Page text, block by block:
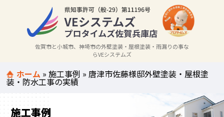
佐賀市と小城市、神埼市の外壁塗装・屋根塗装・雨漏りの事な
らVEシステムズ
ホーム »施工事例 »唐津市佐藤様邸外壁塗装・屋根塗
装・防水工事の実績
施工事例